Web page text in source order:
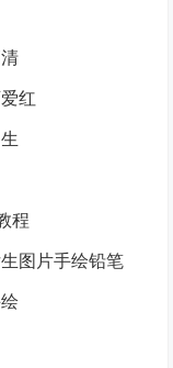
红
程
图片手绘铅笔